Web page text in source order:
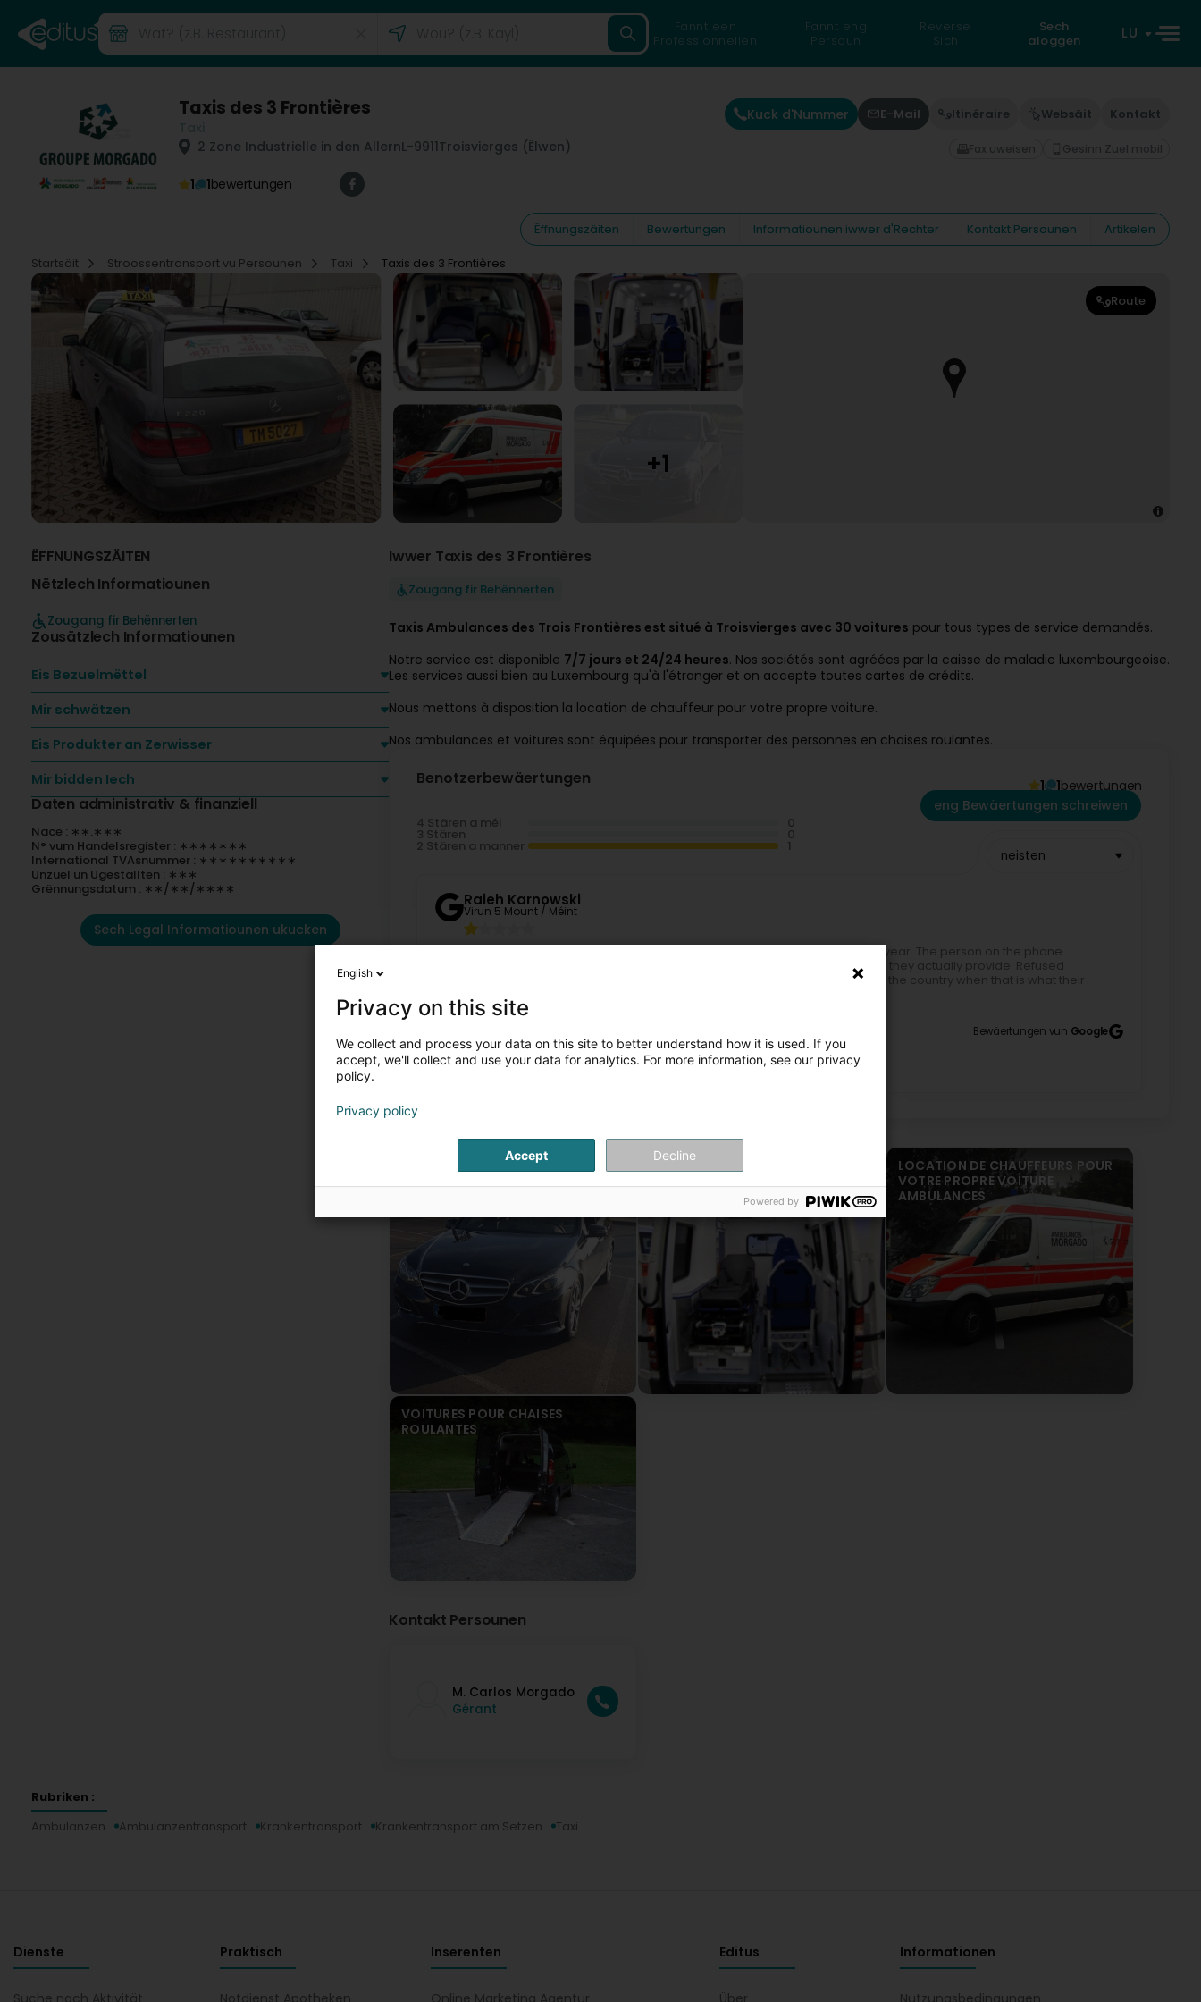
Fannt een
Professionnellen
Fannt eng
Persoun
Reverse
Sich
Sech
aloggen
LU
Taxis des 3 Frontières
2 Zone Industrielle in den AllernL-9911Troisvierges (Ëlwen)
1 1bewertungen
Kuck d'Nummer E-Mail Itinéraire Websäit Kontakt
Fax uweisen Gesinn Zuel mobil
Ëffnungszäiten Bewertungen Informatiounen iwwer d'Rechter Kontakt Persounen
Artikelen
Startsäit
Stroossentransport vu Persounen Taxi Taxis des 3 Frontières
Route
ËFFNUNGSZÄITEN
Nëtzlech Informatiounen
Zougang fir Behënnerten
Zousätzlech Informatiounen
Eis Bezuelmëttel
Mir schwätzen
Eis Produkter an Zerwisser
Mir bidden Iech
Daten administrativ & finanziell
Nace : ∗∗.∗∗∗
N° vum Handelsregister : ∗∗∗∗∗∗∗
International TVAsnummer : ∗∗∗∗∗∗∗∗∗∗
Unzuel un Ugestallten : ∗∗∗
Grënnungsdatum : ∗∗/∗∗/∗∗∗∗
Sech Legal Informatiounen ukucken
Iwwer Taxis des 3 Frontières
Zougang fir Behënnerten
Taxis Ambulances des Trois Frontières est situé à Troisvierges avec 30 voitures pour tous types de service demandés.
Notre service est disponible 7/7 jours et 24/24 heures. Nos sociétés sont agréées par la caisse de maladie luxembourgeoise.
Les services aussi bien au Luxembourg qu'à l'étranger et on accepte toutes cartes de crédits.
Nous mettons à disposition la location de chauffeur pour votre propre voiture.
Nos ambulances et voitures sont équipées pour transporter des personnes en chaises roulantes.
Benotzerbewäertungen 1 1bewertungen
4 Stären a méi
3 Stären
2 Stären a manner
eng Bewäertungen schreiwen
neisten
Raieh Karnowski
Virun 5 Mount / Méint
False advertising! There are no services in the north of Luxembourg for a year. The person on the phone
doesn't think they should change their website to indicate which Services they actually provide. Refused
service. Had the gall to say that they aren't obliged to service the north of the country when that is what their
Bewäertungen vun Google
TAXI LIMOUSINE SANS AUCUNE
AMBULANCES
LOCATION DE CHAUFFEURS POUR
VOTRE PROPRE VOITURE
AMBULANCES
VOITURES POUR CHAISES
ROULANTES
Kontakt Persounen
M. Carlos Morgado
Gérant
Rubriken :
Ambulanzen
Ambulanzentransport Krankentransport Krankentransport am Setzen Taxi
Dienste
Suche nach Aktivität
Praktisch
Notdienst Apotheken
Inserenten
Online Marketing Agentur
Editus
Über
Informationen
Nutzungsbedingungen
English
Privacy on this site
We collect and process your data on this site to better understand how it is used. If you
accept, we'll collect and use your data for analytics. For more information, see our privacy
policy.
Privacy policy
Accept Decline
Powered by